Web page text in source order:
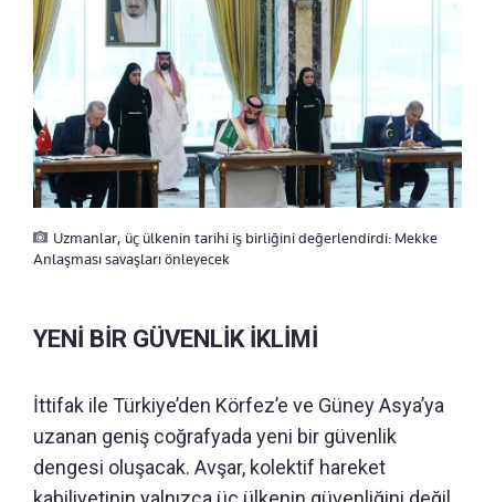
Uzmanlar, üç ülkenin tarihi iş birliğini değerlendirdi: Mekke
Anlaşması savaşları önleyecek
YENİ BİR GÜVENLİK İKLİMİ
İttifak ile Türkiye’den Körfez’e ve Güney Asya’ya
uzanan geniş coğrafyada yeni bir güvenlik
dengesi oluşacak. Avşar, kolektif hareket